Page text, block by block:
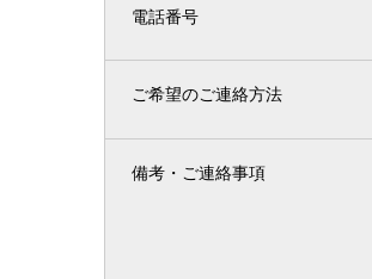
電話番号
ご希望のご連絡方法
備考・ご連絡事項